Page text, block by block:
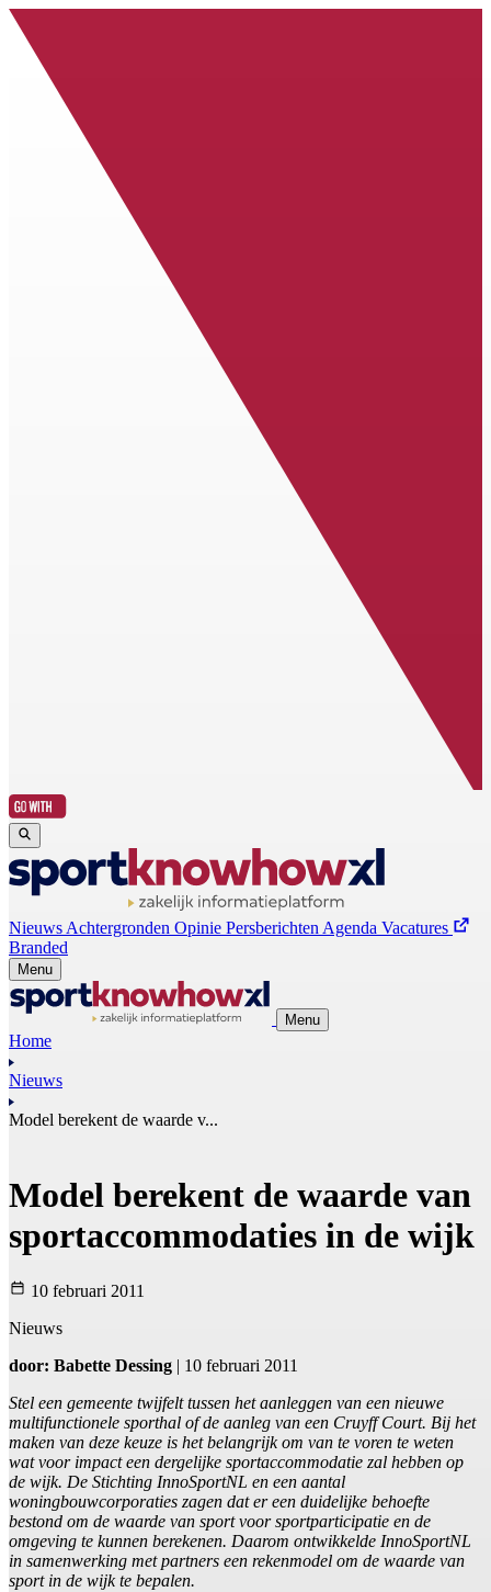
Nieuws Achtergronden Opinie Persberichten Agenda Vacatures
Branded
Menu
Menu
Home
Nieuws
Model berekent de waarde v...
Model berekent de waarde van
sportaccommodaties in de wijk
10 februari 2011
Nieuws
door: Babette Dessing | 10 februari 2011
Stel een gemeente twijfelt tussen het aanleggen van een nieuwe
multifunctionele sporthal of de aanleg van een Cruyff Court. Bij het
maken van deze keuze is het belangrijk om van te voren te weten
wat voor impact een dergelijke sportaccommodatie zal hebben op
de wijk. De Stichting InnoSportNL en een aantal
woningbouwcorporaties zagen dat er een duidelijke behoefte
bestond om de waarde van sport voor sportparticipatie en de
omgeving te kunnen berekenen. Daarom ontwikkelde InnoSportNL
in samenwerking met partners een rekenmodel om de waarde van
sport in de wijk te bepalen.